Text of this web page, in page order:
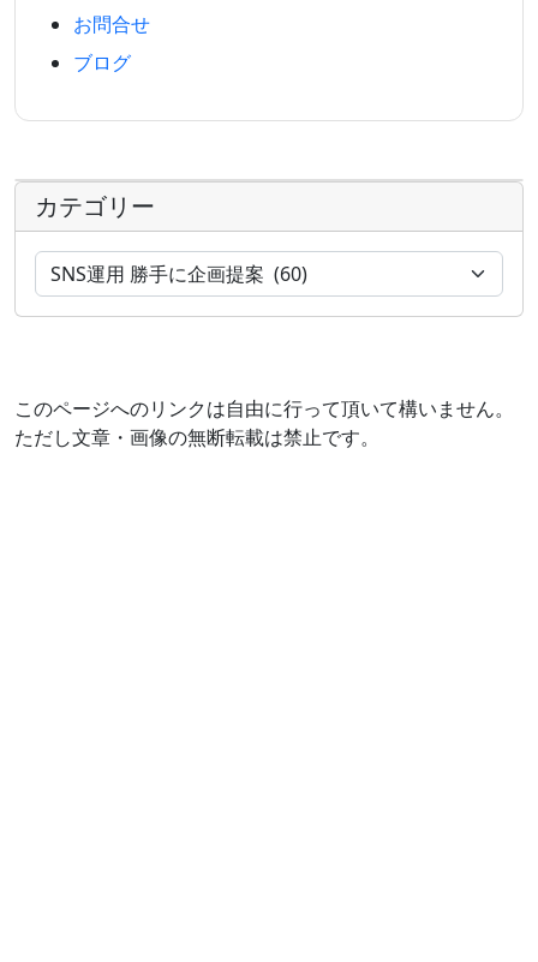
お問合せ
ブログ
カテゴリー
このページへのリンクは自由に行って頂いて構いません。
ただし文章・画像の無断転載は禁止です。